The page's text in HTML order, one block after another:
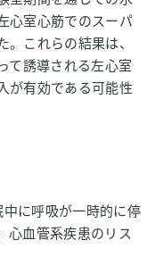
心室心筋でのスーパ
これらの結果は、
て誘導される左心室
が有効である可能性
に呼吸が一時的に停
心血管系疾患のリス